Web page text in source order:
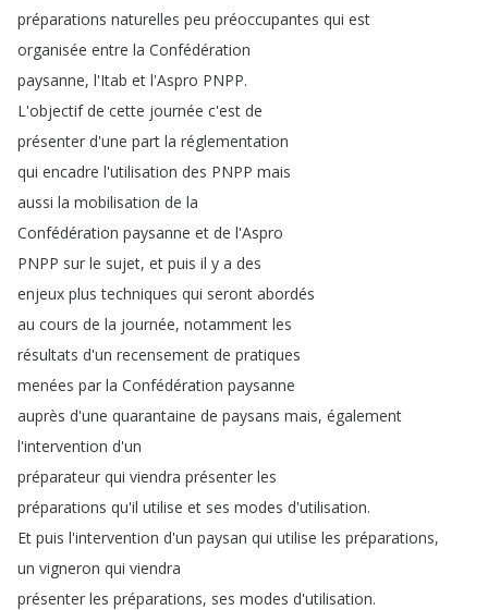
préparations naturelles peu préoccupantes qui est
organisée entre la Confédération
paysanne, l'Itab et l'Aspro PNPP.
L'objectif de cette journée c'est de
présenter d'une part la réglementation
qui encadre l'utilisation des PNPP mais
aussi la mobilisation de la
Confédération paysanne et de l'Aspro
PNPP sur le sujet, et puis il y a des
enjeux plus techniques qui seront abordés
au cours de la journée, notamment les
résultats d'un recensement de pratiques
menées par la Confédération paysanne
auprès d'une quarantaine de paysans mais, également
l'intervention d'un
préparateur qui viendra présenter les
préparations qu'il utilise et ses modes d'utilisation.
Et puis l'intervention d'un paysan qui utilise les préparations,
un vigneron qui viendra
présenter les préparations, ses modes d'utilisation.